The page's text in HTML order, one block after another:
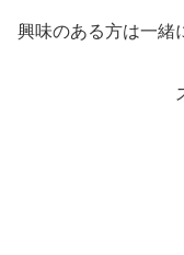
興味のある方は一緒